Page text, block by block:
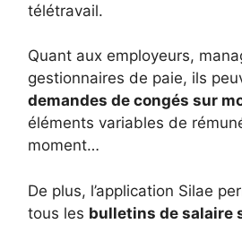
télétravail.
Quant aux employeurs,
gestionnaires de paie, ils
demandes de congés sur
éléments variables de
moment…
De plus, l’application Silae
tous les bulletins de salaire